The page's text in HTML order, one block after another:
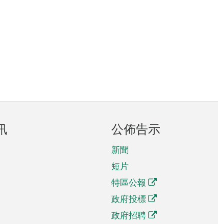
公佈告示
新聞
短片
特區公報
政府投標
政府招聘